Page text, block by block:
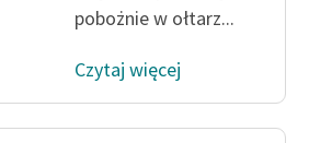
pobożnie w ołtarz...
Czytaj więcej